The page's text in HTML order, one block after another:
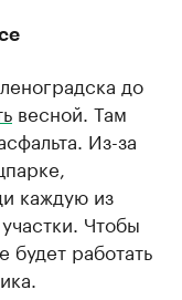
до
весной. Там
Из-за
каждую из
Чтобы
будет работать